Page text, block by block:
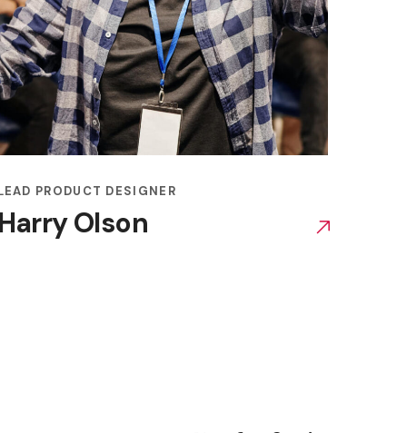
PRODUCT DESIGNER
Olson